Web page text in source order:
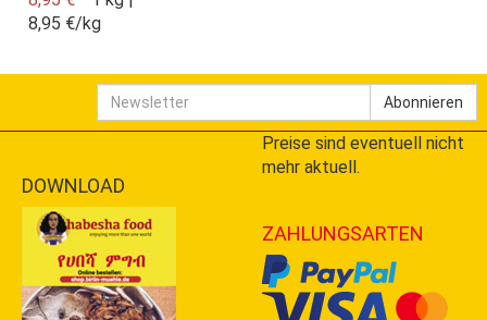
8,95 €/kg
Newsletter Abonnieren
DOWNLOAD
Preise sind eventuell nicht
mehr aktuell.
ZAHLUNGSARTEN